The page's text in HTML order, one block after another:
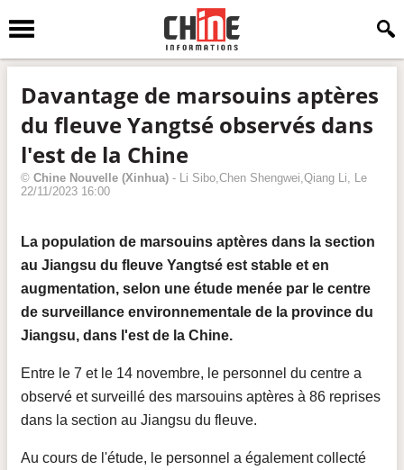
Davantage de marsouins aptères
du fleuve Yangtsé observés dans
l'est de la Chine
© Chine Nouvelle (Xinhua) - Li Sibo,Chen Shengwei,Qiang Li, Le
22/11/2023 16:00
La population de marsouins aptères dans la section
au Jiangsu du fleuve Yangtsé est stable et en
augmentation, selon une étude menée par le centre
de surveillance environnementale de la province du
Jiangsu, dans l'est de la Chine.
Entre le 7 et le 14 novembre, le personnel du centre a
observé et surveillé des marsouins aptères à 86 reprises
dans la section au Jiangsu du fleuve.
Au cours de l'étude, le personnel a également collecté